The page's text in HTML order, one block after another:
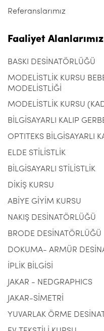
Referanslarımız
Faaliyet Alanlarımız
BASKI DESİNATÖRLÜĞÜ
MODELİSTLİK KURSU
MODELİSTLİĞİ
MODELİSTLİK KURSU
BİLGİSAYARLI KALIP
OPTITEKS BİLGİSAYARLI
ELDE STİLİSTLİK
BİLGİSAYARLI STİLİSTLİK
DİKİŞ KURSU
ABİYE GİYİM KURSU
NAKIŞ DESİNATÖRLÜĞÜ
BRODE DESİNATÖRLÜĞÜ
DOKUMA- ARMÜR
İPLİK BİLGİSİ
JAKAR - NEDGRAPHICS
JAKAR-SİMETRİ
YUVARLAK ÖRME